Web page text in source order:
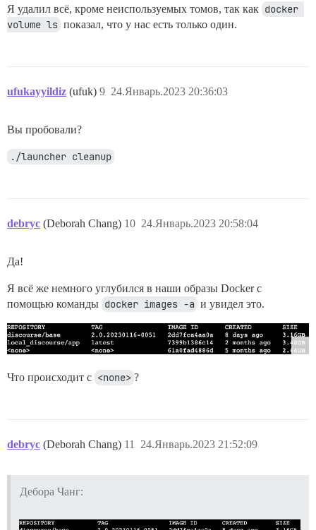
Я удалил всё, кроме неиспользуемых томов, так как docker
volume ls показал, что у нас есть только один.
ufukayyildiz (ufuk) 24.Январь.2023 20:36:03
9
Вы пробовали?
./launcher cleanup
debryc (Deborah Chang) 24.Январь.2023 20:58:04
10
Да!
Я всё же немного углубился в наши образы Docker с
помощью команды docker images -a и увидел это.
Что происходит с <none> ?
debryc (Deborah Chang) 24.Январь.2023 21:52:09
11
Дебора Чанг: